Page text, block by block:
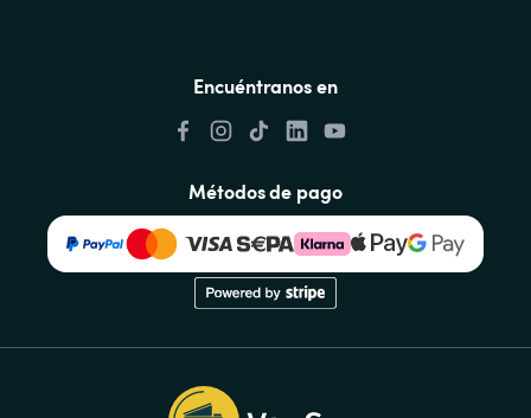
Encuéntranos en
Métodos de pago